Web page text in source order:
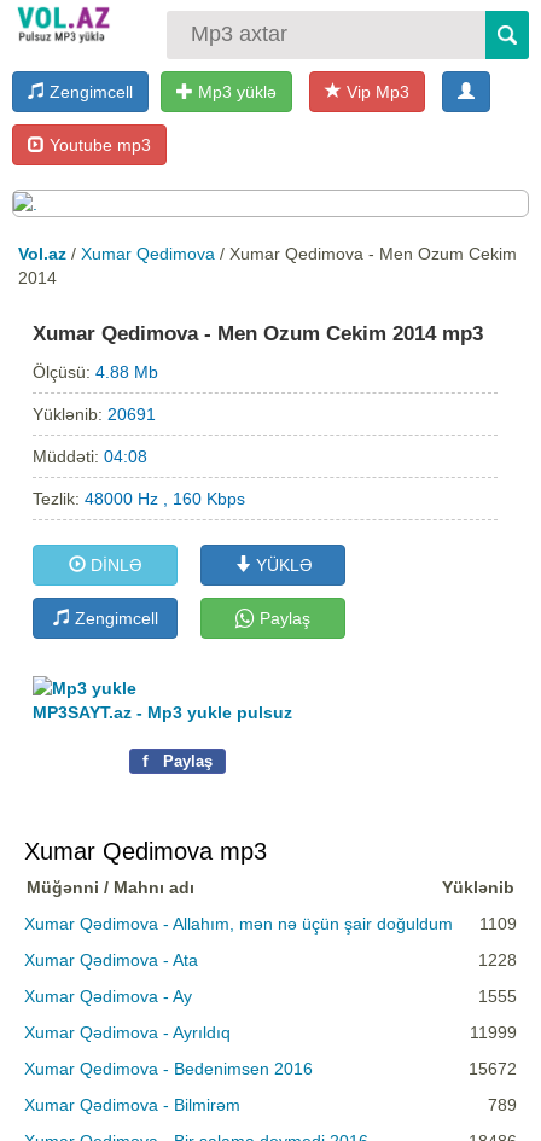
Zengimcell Mp3 yüklə Vip Mp3
Youtube mp3
Vol.az / Xumar Qedimova / Xumar Qedimova - Men Ozum Cekim
2014
Xumar Qedimova - Men Ozum Cekim 2014 mp3
Ölçüsü:4.88 Mb
Yüklənib: 20691
Müddəti:04:08
Tezlik:48000 Hz , 160 Kbps
DİNLƏ YÜKLƏ
Zengimcell Paylaş
MP3SAYT.az - Mp3 yukle pulsuz
f Paylaş
Xumar Qedimova mp3
Müğənni / Mahnı adı
Yüklənib
Xumar Qədimova - Allahım, mən nə üçün şair doğuldum
1109
Xumar Qədimova - Ata
1228
Xumar Qədimova - Ay
1555
Xumar Qədimova - Ayrıldıq
11999
Xumar Qedimova - Bedenimsen 2016
15672
Xumar Qədimova - Bilmirəm
789